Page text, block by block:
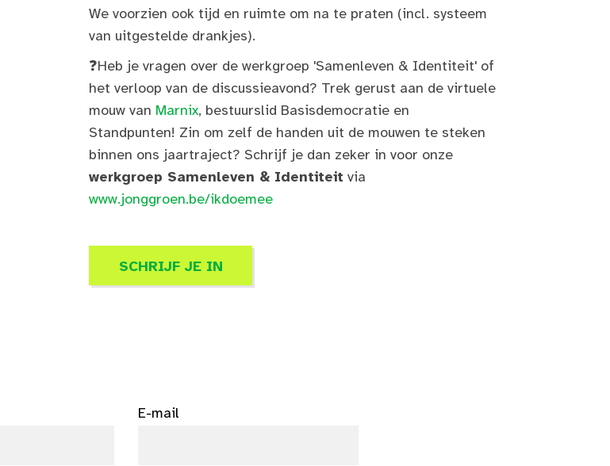
We voorzien ook tijd en ruimte om na te praten (incl. systeem
van uitgestelde drankjes).
❓Heb je vragen over de werkgroep 'Samenleven & Identiteit' of
het verloop van de discussieavond? Trek gerust aan de virtuele
mouw van Marnix, bestuurslid Basisdemocratie en
Standpunten! Zin om zelf de handen uit de mouwen te steken
binnen ons jaartraject? Schrijf je dan zeker in voor onze
werkgroep Samenleven & Identiteit via
www.jonggroen.be/ikdoemee
SCHRIJF JE IN
E-mail